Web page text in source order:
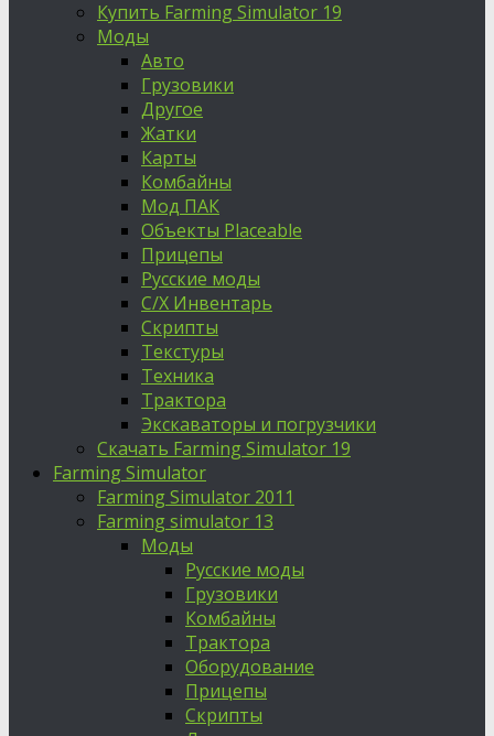
Купить Farming Simulator 19
Моды
Авто
Грузовики
Другое
Жатки
Карты
Комбайны
Мод ПАК
Объекты Placeable
Прицепы
Русские моды
С/Х Инвентарь
Скрипты
Текстуры
Техника
Трактора
Экскаваторы и погрузчики
Скачать Farming Simulator 19
Farming Simulator
Farming Simulator 2011
Farming simulator 13
Моды
Русские моды
Грузовики
Комбайны
Трактора
Оборудование
Прицепы
Скрипты